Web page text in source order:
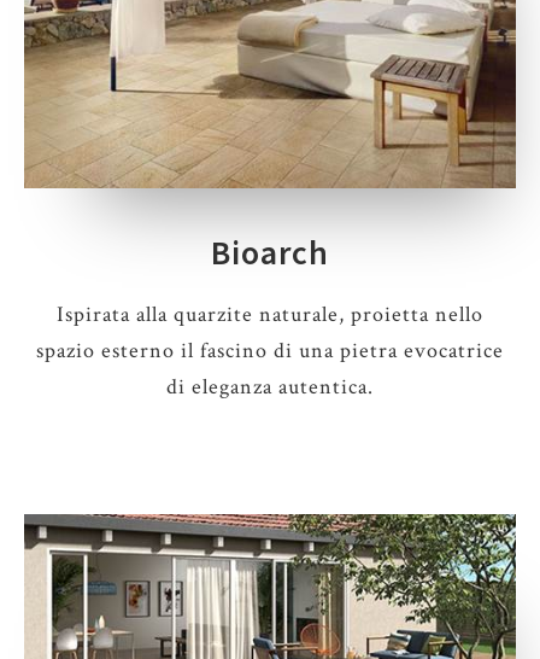
Bioarch
Ispirata alla quarzite naturale, proietta nello
spazio esterno il fascino di una pietra evocatrice
di eleganza autentica.